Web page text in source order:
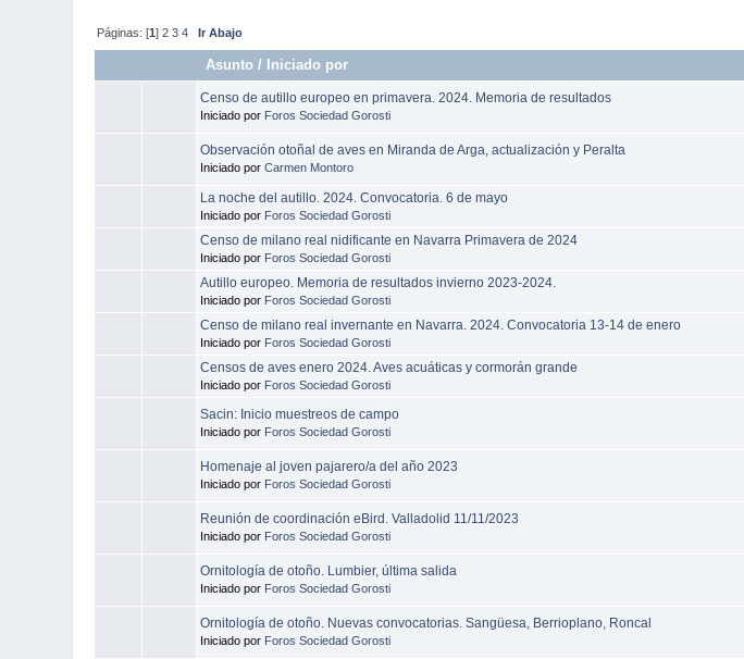
Páginas: [1]2 3 4 Ir Abajo
Asunto / Iniciado por
Censo de autillo europeo en primavera. 2024. Memoria de resultados
Iniciado por Foros Sociedad Gorosti
Observación otoñal de aves en Miranda de Arga, actualización y Peralta
Iniciado porCarmen Montoro
La noche del autillo. 2024. Convocatoria. 6 de mayo
Iniciado por Foros Sociedad Gorosti
Censo de milano real nidificante en Navarra Primavera de 2024
Iniciado por Foros Sociedad Gorosti
Autillo europeo. Memoria de resultados invierno 2023-2024.
Iniciado por Foros Sociedad Gorosti
Censo de milano real invernante en Navarra. 2024. Convocatoria 13-14 de enero
Iniciado por Foros Sociedad Gorosti
Censos de aves enero 2024. Aves acuáticas y cormorán grande
Iniciado por Foros Sociedad Gorosti
Sacin: Inicio muestreos de campo
Iniciado por Foros Sociedad Gorosti
Homenaje al joven pajarero/a del año 2023
Iniciado por Foros Sociedad Gorosti
Reunión de coordinación eBird. Valladolid 11/11/2023
Iniciado por Foros Sociedad Gorosti
Ornitología de otoño. Lumbier, última salida
Iniciado por Foros Sociedad Gorosti
Ornitología de otoño. Nuevas convocatorias. Sangüesa, Berrioplano, Roncal
Iniciado por Foros Sociedad Gorosti